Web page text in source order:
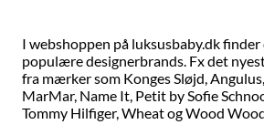
I webshoppen på luksusbaby.dk finder
populære designerbrands. Fx det
fra mærker som Konges Sløjd,
MarMar, Name It, Petit by Sofie
Tommy Hilfiger, Wheat og Wood